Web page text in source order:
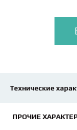
Технические
ПРОЧИЕ